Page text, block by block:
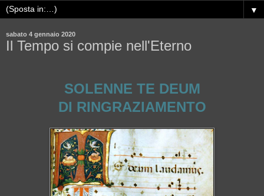
▼
sabato 4 gennaio 2020
Il Tempo si compie nell'Eterno
SOLENNE TE DEUM
DI RINGRAZIAMENTO